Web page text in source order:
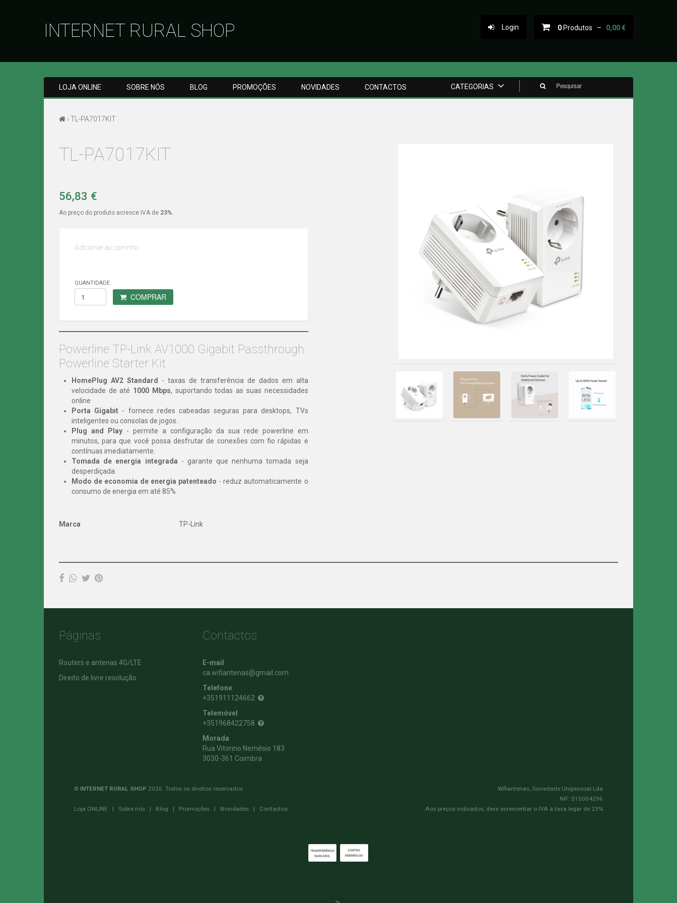
INTERNET RURAL SHOP 0 Produtos – 0,00 €
Login
LOJA ONLINE SOBRE NÓS BLOG PROMOÇÕES NOVIDADES CONTACTOS CATEGORIAS
› TL-PA7017KIT
TL-PA7017KIT
56,83 €
Ao preço do produto acresce IVA de 23%.
Adicionar ao carrinho
QUANTIDADE
COMPRAR
Powerline TP-Link AV1000 Gigabit Passthrough
Powerline Starter Kit
HomePlug AV2 Standard
- taxas de transferência de dados em alta
velocidade de até 1000 Mbps, suportando todas as suas necessidades
online
Porta Gigabit - fornece redes cabeadas seguras para desktops, TVs
inteligentes ou consolas de jogos.
Plug and Play- permite a configuração da sua rede powerline em
minutos, para que você possa desfrutar de conexões com fio rápidas e
contínuas imediatamente.
Tomada de energia integrada - garante que nenhuma tomada seja
desperdiçada.
Modo de economia de energia patenteado - reduz automaticamente o
consumo de energia em até 85%
Marca TP-Link
Páginas
Routers e antenas 4G/LTE
Direito de livre resolução
Contactos
E-mail
ca.wifiantenas@gmail.com
Telefone
+351911124662
Telemóvel
+351968422758
Morada
Rua Vitorino Nemésio 183
3030-361 Coimbra
© INTERNET RURAL SHOP 2026. Todos os direitos reservados.
Loja ONLINE | Sobre nós | Blog | Promoções | Novidades | Contactos
Wifiantenas, Sociedade Unipessoal Lda
NIF: 510004296
Aos preços indicados, deve acrescentar o IVA à taxa legar de 23%